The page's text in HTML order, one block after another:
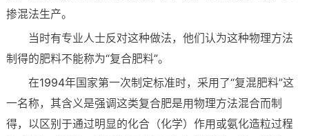
掺混法生产。
当时有专业人士反对这种做法，他们认为这种物理方法
制得的肥料不能称为“复合肥料”。
在1994年国家第一次制定标准时，采用了“复混肥料”这
一名称，其含义是强调这类复合肥是用物理方法混合而制
得，以区别于通过明显的化合（化学）作用或氨化造粒过程